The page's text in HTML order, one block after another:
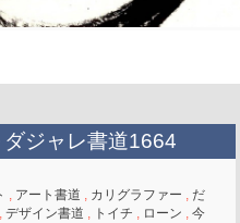
ジャレ書道1664
, アート書道 , カリグラファー , だ
,デザイン書道 , トイチ , ローン ,今